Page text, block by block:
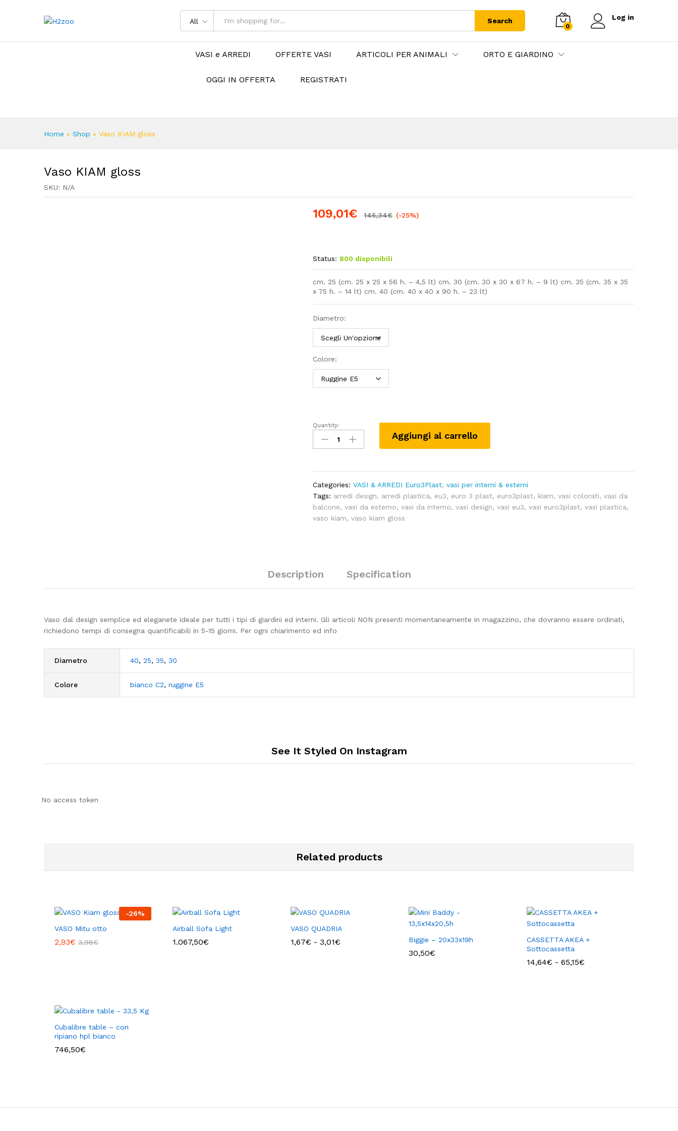
All Search
0
Log in
VASI e ARREDI OFFERTE VASI ARTICOLI PER ANIMALI ORTO E GIARDINO
OGGI IN OFFERTA REGISTRATI
Home » Shop » Vaso KIAM gloss
Vaso KIAM gloss
SKU: N/A
109,01€ 145,34€ (-25%)
Status: 800 disponibili
cm. 25 (cm. 25 x 25 x 56 h. – 4,5 lt) cm. 30 (cm. 30 x 30 x 67 h. – 9 lt) cm. 35 (cm. 35 x 35
x 75 h. – 14 lt) cm. 40 (cm. 40 x 40 x 90 h. – 23 lt)
Diametro:
Colore:
Vaso
KIAM
gloss
Quantity:
Aggiungi al carrello
Categories:VASI & ARREDI Euro3Plast,vasi per interni & esterni
Tags: arredi design, arredi plastica, eu3, euro 3 plast, euro3plast, kiam,vasi colorati,vasi da
balcone,vasi da esterno,vasi da interno,vasi design,vasi eu3,vasi euro3plast,vasi plastica,
vaso kiam,vaso kiam gloss
Description Specification
Vaso dal design semplice ed eleganete ideale per tutti i tipi di giardini ed interni. Gli articoli NON presenti momentaneamente in magazzino, che dovranno essere ordinati,
richiedono tempi di consegna quantificabili in 5-15 giorni. Per ogni chiarimento ed info
Diametro 40, 25, 35, 30
Colore bianco C2, ruggine E5
See It Styled On Instagram
No access token
Related products
-26%
VASO Mitu otto
2,93€ 3,98€
Airball Sofa Light
1.067,50€
VASO QUADRIA
1,67€ - 3,01€ Biggie – 20x33x19h
30,50€
CASSETTA AKEA +
Sottocassetta
14,64€ - 65,15€
Cubalibre table – con
ripiano hpl bianco
746,50€